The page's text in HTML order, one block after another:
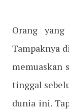
Orang
Tampaknya
memuaskan
tinggal
dunia ini.